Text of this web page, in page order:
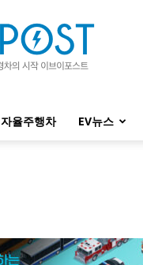
자율주행차 EV뉴스